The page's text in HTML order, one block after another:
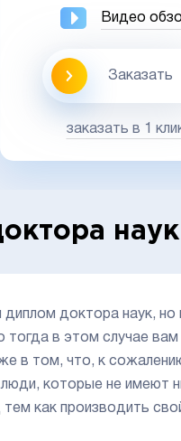
Видео
Заказать
заказать в 1
наук
доктора наук,
в этом случае
в том, что, к
которые не имеют
как производить